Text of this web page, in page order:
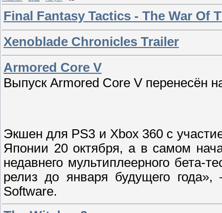
Final Fantasy Tactics - The War Of
Xenoblade Chronicles Trailer
Armored Core V
Выпуск Armored Core V перенесён
Экшен для PS3 и Xbox 360 с
Японии 20 октября, а в самом
недавнего мультиплеерного бета-
релиз до января будущего
Software.